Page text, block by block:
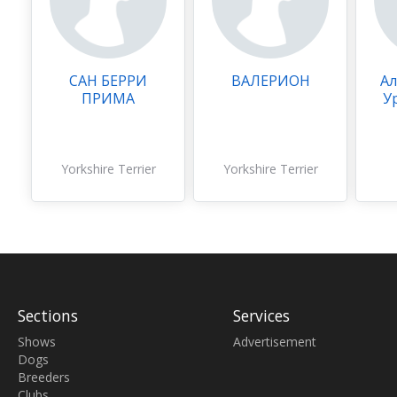
САН БЕРРИ
ПРИМА
Yorkshire Terrier
ВАЛЕРИОН
Yorkshire Terrier
Sections
Shows
Dogs
Breeders
Services
Advertisement